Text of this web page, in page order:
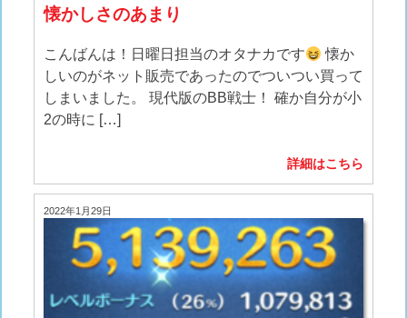
懐かしさのあまり
こんばんは！日曜日担当のオタナカです
懐か
しいのがネット販売であったのでついつい買って
しまいました。 現代版のBB戦士！ 確か自分が小
2の時に […]
詳細はこちら
2022年1月29日